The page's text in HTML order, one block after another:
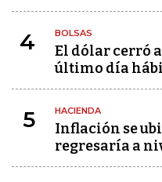
4 BOLSAS
El dólar cerró
último día
5 HACIENDA
Inflación se
regresaría a